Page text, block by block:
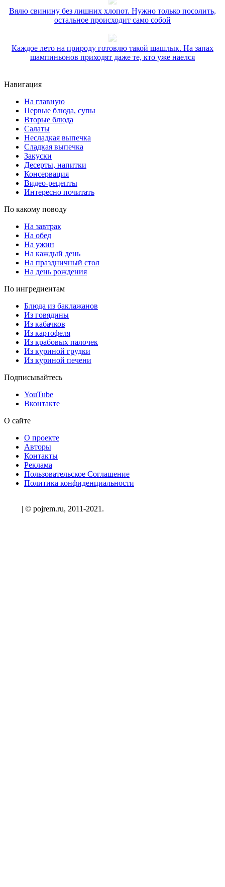
Вялю свинину без лишних хлопот. Нужно только посолить,
остальное происходит само собой
Каждое лето на природу готовлю такой шашлык. На запах
шампиньонов приходят даже те, кто уже наелся
Навигация
На главную
Первые блюда, супы
Вторые блюда
Салаты
Несладкая выпечка
Сладкая выпечка
Закуски
Десерты, напитки
Консервация
Видео-рецепты
Интересно почитать
По какому поводу
На завтрак
На обед
На ужин
На каждый день
На праздничный стол
На день рождения
По ингредиентам
Блюда из баклажанов
Из говядины
Из кабачков
Из картофеля
Из крабовых палочек
Из куриной грудки
Из куриной печени
Подписывайтесь
YouTube
Вконтакте
О сайте
О проекте
Авторы
Контакты
Реклама
Пользовательское Соглашение
Политика конфиденциальности
| © pojrem.ru, 2011-2021.